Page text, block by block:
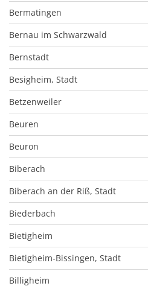
Bermatingen
Bernau im Schwarzwald
Bernstadt
Besigheim, Stadt
Betzenweiler
Beuren
Beuron
Biberach
Biberach an der Riß, Stadt
Biederbach
Bietigheim
Bietigheim-Bissingen, Stadt
Billigheim